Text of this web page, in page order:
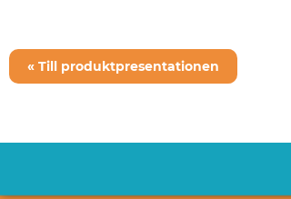
« Till produktpresentationen